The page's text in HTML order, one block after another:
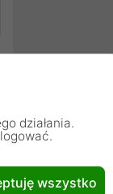
działania.
wszystko